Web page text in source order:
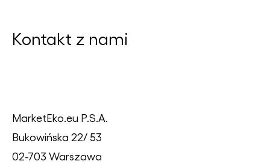
Kontakt z nami
MarketEko.eu P.S.A.
Bukowińska 22/ 53
02-703 Warszawa